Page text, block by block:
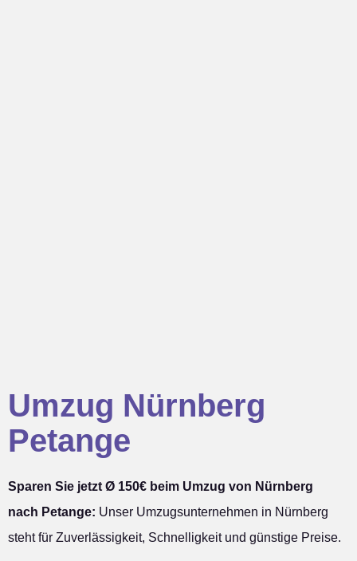
Umzug Nürnberg
Petange
Sparen Sie jetzt Ø 150€ beim Umzug von Nürnberg
nach Petange: Unser Umzugsunternehmen in Nürnberg
steht für Zuverlässigkeit, Schnelligkeit und günstige Preise.